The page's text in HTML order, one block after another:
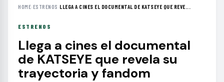
HOME›ESTRENOS ›LLEGA A CINES EL DOCUMENTAL DE KATSEYE QUE REVE...
ESTRENOS
Llega a cines el documental
de KATSEYE que revela su
trayectoria y fandom